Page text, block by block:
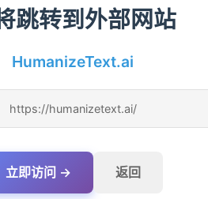
跳转到外部网站
HumanizeText.ai
https://humanizetext.ai/
立即访问 → 返回